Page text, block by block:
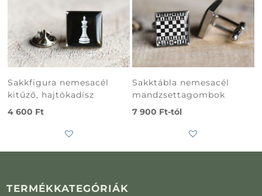
Sakkfigura nemesacél
kitűző, hajtókadísz
4 600 Ft
Sakktábla nemesacél
mandzsettagombok
7 900 Ft-tól
TERMÉKKATEGÓRIÁK